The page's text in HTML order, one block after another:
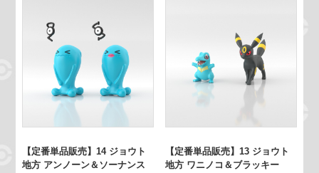
【定番単品販売】14 ジョウト
地方 アンノーン＆ソーナンス
【定番単品販売】13 ジョウト
地方 ワニノコ＆ブラッキー